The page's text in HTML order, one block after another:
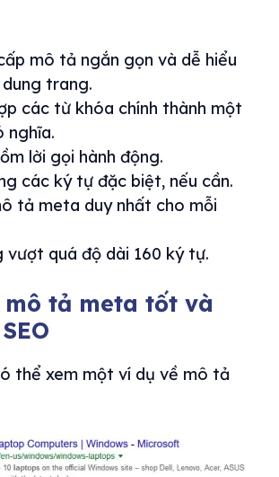
mô tả ngắn gọn và dễ hiểu
trang.
các từ khóa chính thành một
nghĩa.
lời gọi hành động.
các ký tự đặc biệt, nếu cần.
tả meta duy nhất cho mỗi
vượt quá độ dài 160 ký tự.
tả meta tốt và
thể xem một ví dụ về mô tả